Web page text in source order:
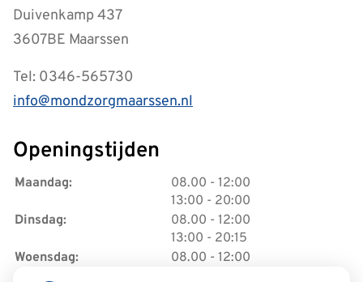
Duivenkamp 437
3607BE Maarssen
Tel: 0346-565730
info@mondzorgmaarssen.nl
Openingstijden
Maandag: 08.00 tot
- 12:00
13:00 tot
- 20:00
Dinsdag:
08.00 tot
- 12:00
13:00 tot
- 20:15
Woensdag:
08.00 tot
- 12:00